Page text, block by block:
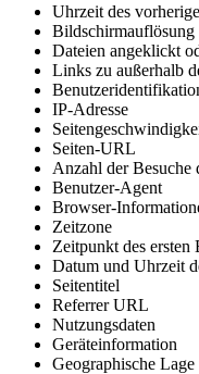
Uhrzeit des
Bildschirmauflösung
Dateien angeklickt
Links zu außerhalb
IP-Adresse
Seiten-URL
Anzahl der Besuche
Benutzer-Agent
Browser-
Zeitzone
Zeitpunkt des ersten
Datum und Uhrzeit
Seitentitel
Referrer URL
Nutzungsdaten
Geräteinformation
Geographische Lage